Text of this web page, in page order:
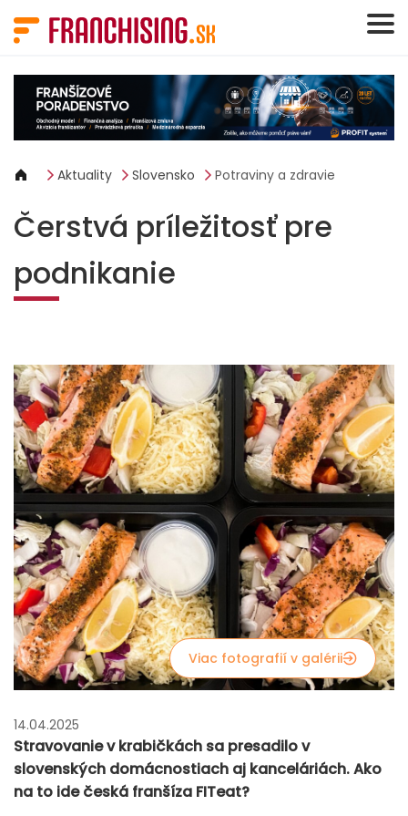
Aktuality Slovensko Potraviny a zdravie
Čerstvá príležitosť pre
podnikanie
Viac fotografií v galérii
14.04.2025
Stravovanie v krabičkách sa presadilo v
slovenských domácnostiach aj kanceláriách. Ako
na to ide česká franšíza FITeat?